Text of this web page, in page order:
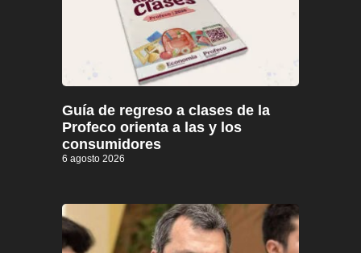
Guía de regreso a clases de la
Profeco orienta a las y los
consumidores
6 agosto 2026